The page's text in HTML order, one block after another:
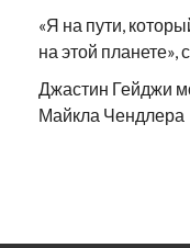
«Я на пути,
на этой
Джастин Гейджи
Майкла Чендлера